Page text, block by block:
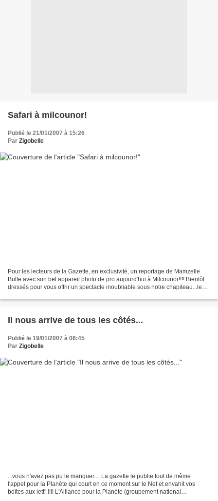
Safari à milcounor!
Publié le 21/01/2007 à 15:26
Par Zigobelle
Pour les lecteurs de la Gazette, en exclusivité, un reportage de Mamzelle
Bulle avec son bel appareil photo de pro aujourd'hui à Milcounor!!!! Bientôt
dressés pour vous offrir un spectacle inoubliable sous notre chapiteau...les
Il nous arrive de tous les côtés...
Publié le 19/01/2007 à 06:45
Par Zigobelle
...vous n'avez pas pu le manquer.... La gazette le publie tout de même :
l'appel pour la Planète qui court en ce moment sur le Net et envahit vos
boîtes aux lett" !!!! L'Alliance pour la Planète (groupement national